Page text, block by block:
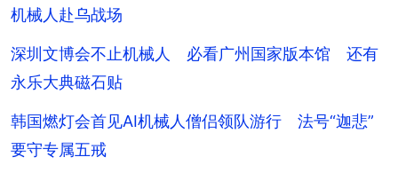
机械人赴乌战场
深圳文博会不止机械人 必看广州国家版本馆 还有
永乐大典磁石贴
韩国燃灯会首见AI机械人僧侣领队游行 法号“迦悲”
要守专属五戒